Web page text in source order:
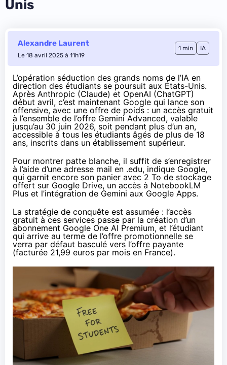
Unis
Alexandre Laurent
Le 18 avril 2025 à 11h19
1 min IA
L’opération séduction des grands noms de l’IA en
direction des étudiants se poursuit aux États-Unis.
Après Anthropic (Claude) et OpenAI (ChatGPT)
début avril, c’est maintenant Google qui lance son
offensive, avec une offre de poids : un accès gratuit
à l’ensemble de l’offre Gemini Advanced, valable
jusqu’au 30 juin 2026, soit pendant plus d’un an,
accessible à tous les étudiants âgés de plus de 18
ans, inscrits dans un établissement supérieur.
Pour montrer patte blanche, il suffit de s’enregistrer
à l’aide d’une adresse mail en .edu, indique Google,
qui garnit encore son panier avec 2 To de stockage
offert sur Google Drive, un accès à NotebookLM
Plus et l’intégration de Gemini aux Google Apps.
La stratégie de conquête est assumée : l’accès
gratuit à ces services passe par la création d’un
abonnement Google One AI Premium, et l’étudiant
qui arrive au terme de l’offre promotionnelle se
verra par défaut basculé vers l’offre payante
(facturée 21,99 euros par mois en France).